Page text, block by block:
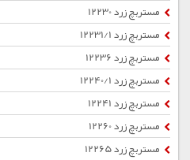
مستربچ زرد 12230
مستربچ زرد 12231/1
مستربچ زرد 12236
مستربچ زرد 12240/1
مستربچ زرد 12241
مستربچ زرد 12260
مستربچ زرد 12265